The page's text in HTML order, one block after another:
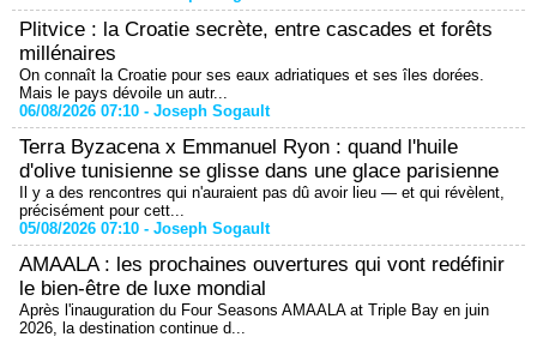
Plitvice : la Croatie secrète, entre cascades et forêts
millénaires
On connaît la Croatie pour ses eaux adriatiques et ses îles dorées.
Mais le pays dévoile un autr...
06/08/2026 07:10 - Joseph Sogault
Terra Byzacena x Emmanuel Ryon : quand l'huile
d'olive tunisienne se glisse dans une glace parisienne
Il y a des rencontres qui n'auraient pas dû avoir lieu — et qui révèlent,
précisément pour cett...
05/08/2026 07:10 - Joseph Sogault
AMAALA : les prochaines ouvertures qui vont redéfinir
le bien-être de luxe mondial
Après l'inauguration du Four Seasons AMAALA at Triple Bay en juin
2026, la destination continue d...